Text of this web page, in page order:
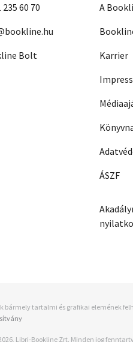
235 60 70
Bolt
A
Karrier
ÁSZF
bármely tartalmi és grafikai elemének
Libri-Bookline Zrt. Minden jog